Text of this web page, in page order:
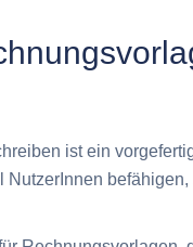
ist ein